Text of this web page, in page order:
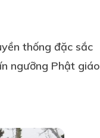
thống đặc sắc
ngưỡng Phật giáo